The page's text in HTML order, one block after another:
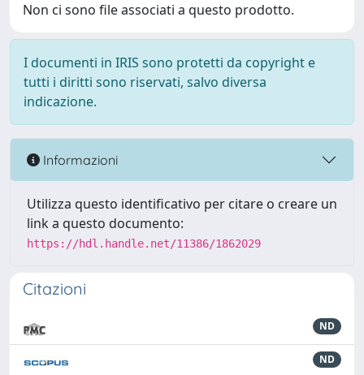
Non ci sono file associati a questo prodotto.
I documenti in IRIS sono protetti da copyright e
tutti i diritti sono riservati, salvo diversa
indicazione.
Informazioni
Utilizza questo identificativo per citare o creare un
link a questo documento:
https://hdl.handle.net/11386/1862029
Citazioni
ND
ND